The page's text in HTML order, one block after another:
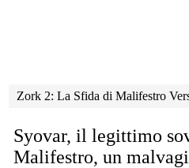
Zork 2: La Sfida di Malifestro
Syovar, il legittimo
Malifestro, un